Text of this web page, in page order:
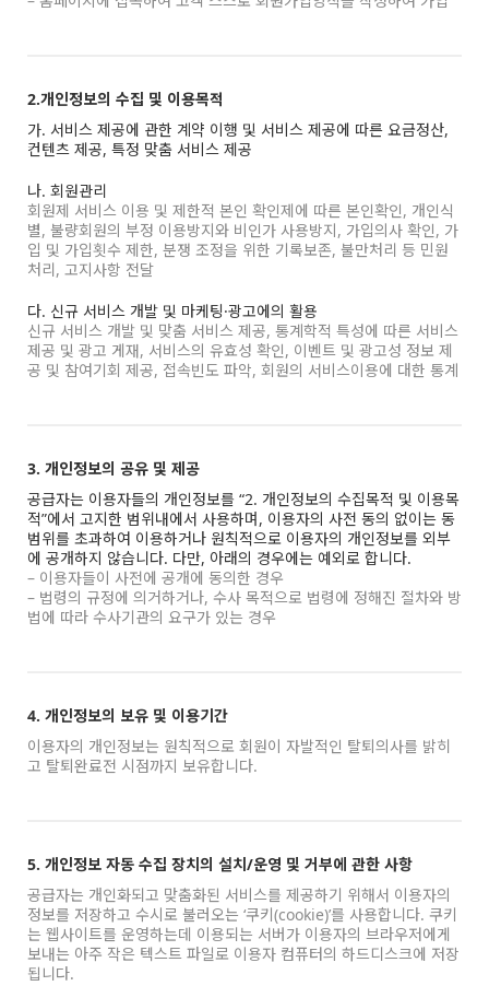
2.개인정보의 수집 및 이용목적
가. 서비스 제공에 관한 계약 이행 및 서비스 제공에 따른 요금정산,
컨텐츠 제공, 특정 맞춤 서비스 제공
나. 회원관리
회원제 서비스 이용 및 제한적 본인 확인제에 따른 본인확인, 개인식
별, 불량회원의 부정 이용방지와 비인가 사용방지, 가입의사 확인, 가
입 및 가입횟수 제한, 분쟁 조정을 위한 기록보존, 불만처리 등 민원
처리, 고지사항 전달
다. 신규 서비스 개발 및 마케팅·광고에의 활용
신규 서비스 개발 및 맞춤 서비스 제공, 통계학적 특성에 따른 서비스
제공 및 광고 게재, 서비스의 유효성 확인, 이벤트 및 광고성 정보 제
공 및 참여기회 제공, 접속빈도 파악, 회원의 서비스이용에 대한 통계
3. 개인정보의 공유 및 제공
공급자는 이용자들의 개인정보를 “2. 개인정보의 수집목적 및 이용목
적”에서 고지한 범위내에서 사용하며, 이용자의 사전 동의 없이는 동
범위를 초과하여 이용하거나 원칙적으로 이용자의 개인정보를 외부
에 공개하지 않습니다. 다만, 아래의 경우에는 예외로 합니다.
– 이용자들이 사전에 공개에 동의한 경우
– 법령의 규정에 의거하거나, 수사 목적으로 법령에 정해진 절차와 방
법에 따라 수사기관의 요구가 있는 경우
4. 개인정보의 보유 및 이용기간
이용자의 개인정보는 원칙적으로 회원이 자발적인 탈퇴의사를 밝히
고 탈퇴완료전 시점까지 보유합니다.
5. 개인정보 자동 수집 장치의 설치/운영 및 거부에 관한 사항
공급자는 개인화되고 맞춤화된 서비스를 제공하기 위해서 이용자의
정보를 저장하고 수시로 불러오는 ‘쿠키(cookie)’를 사용합니다. 쿠키
는 웹사이트를 운영하는데 이용되는 서버가 이용자의 브라우저에게
보내는 아주 작은 텍스트 파일로 이용자 컴퓨터의 하드디스크에 저장
됩니다.